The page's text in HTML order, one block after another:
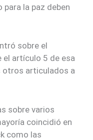
la paz deben
sobre el
el artículo 5 de esa
otros articulados a
sobre varios
coincidió en
como las